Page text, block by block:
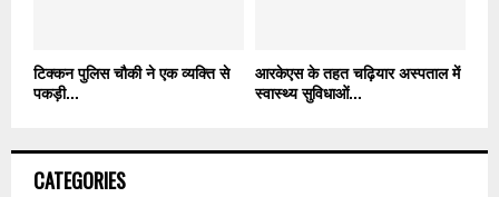
टिक्कन पुलिस चौकी ने एक व्यक्ति से
पकड़ी...
आरकेएस के तहत चढ़ियार अस्पताल में
स्वास्थ्य सुविधाओं...
CATEGORIES